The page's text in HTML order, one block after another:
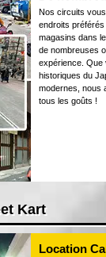
Nos circuits
endroits
magasins dans
de nombreuses
expérience. Que
historiques du
modernes, nous
tous les goûts !
Kart
Location